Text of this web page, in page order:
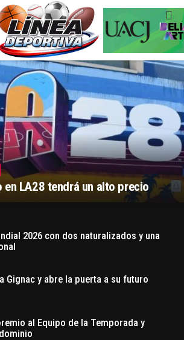
###
XRG!
en LA28 tendrá un alto precio
y va por el oro
2026 con dos naturalizados y una
Gignac y abre la puerta a su futuro
al Equipo de la Temporada y